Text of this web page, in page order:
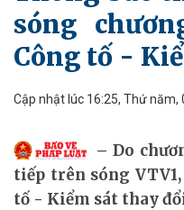
sóng
Công tố -
Cập nhật lúc 16:25, Thứ
Do
tiếp trên sóng
tố - Kiểm sát thay